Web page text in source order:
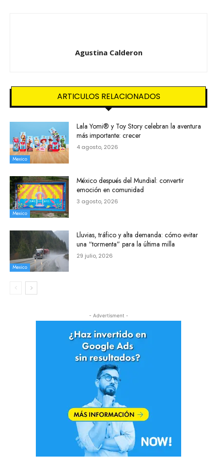
Agustina Calderon
ARTICULOS RELACIONADOS
Mexico
Lala Yomi® y Toy Story celebran la aventura
más importante: crecer
4 agosto, 2026
Mexico
México después del Mundial: convertir
emoción en comunidad
3 agosto, 2026
Mexico
Lluvias, tráfico y alta demanda: cómo evitar
una “tormenta” para la última milla
29 julio, 2026
- Advertisment -